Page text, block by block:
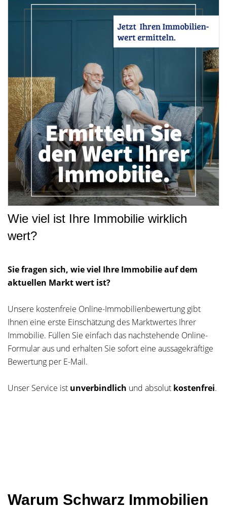
Wie viel ist Ihre Immobilie wirklich
wert?
Sie fragen sich, wie viel Ihre Immobilie auf dem
aktuellen Markt wert ist?
Unsere kostenfreie Online-Immobilienbewertung gibt
Ihnen eine erste Einschätzung des Marktwertes Ihrer
Immobilie. Füllen Sie einfach das nachstehende Online-
Formular aus und erhalten Sie sofort eine aussagekräftige
Bewertung per E-Mail.
Unser Service ist unverbindlich und absolut kostenfrei.
Warum Schwarz Immobilien